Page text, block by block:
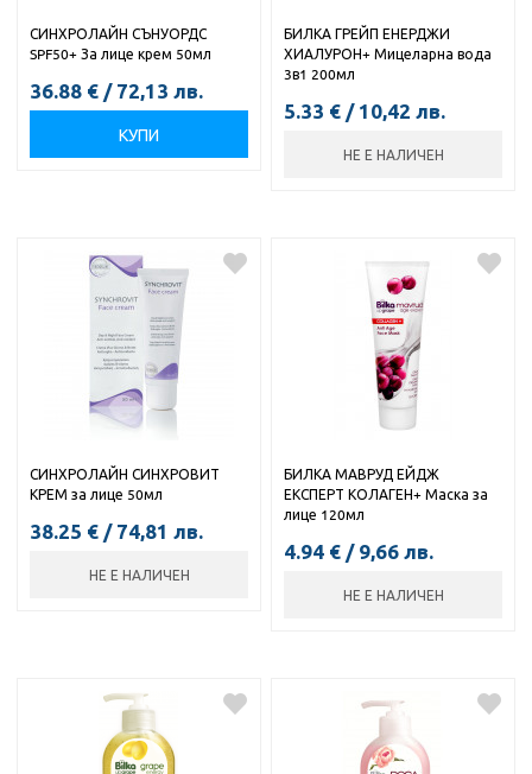
СИНХРОЛАЙН СЪНУОРДС
SPF50+ За лице крем 50мл
36.88 € / 72,13 лв.
КУПИ
БИЛКА ГРЕЙП ЕНЕРДЖИ
ХИАЛУРОН+ Мицеларна вода
3в1 200мл
5.33 € / 10,42 лв.
НЕ Е НАЛИЧЕН
СИНХРОЛАЙН СИНХРОВИТ
КРЕМ за лице 50мл
38.25 € / 74,81 лв.
НЕ Е НАЛИЧЕН
БИЛКА МАВРУД ЕЙДЖ
ЕКСПЕРТ КОЛАГЕН+ Маска за
лице 120мл
4.94 € / 9,66 лв.
НЕ Е НАЛИЧЕН